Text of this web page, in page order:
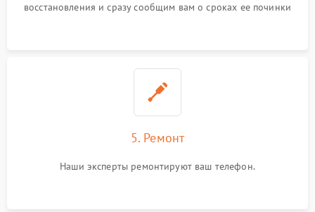
восстановления и сразу сообщим вам о сроках ее починки
5. Ремонт
Наши эксперты ремонтируют ваш телефон.